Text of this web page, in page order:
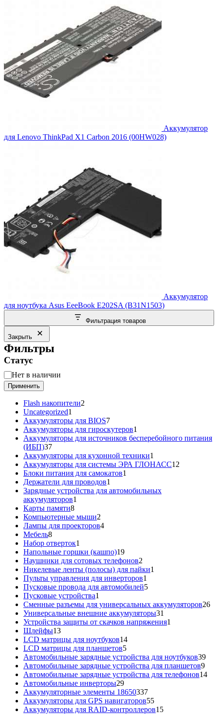
Аккумулятор
для Lenovo ThinkPad X1 Carbon 2016 (00HW028)
Аккумулятор
для ноутбука Asus EeeBook E202SA (B31N1503)
Фильтрация товаров
Закрыть
Фильтры
Статус
Статус
Нет в наличии
Применить
Flash накопители2
Uncategorized1
товар
Аккумуляторы для BIOS77
товаров
Аккумуляторы для гироскутеров1
товар
Аккумуляторы для источников бесперебойного питания
(ИБП)3737
товаров
Аккумуляторы для кухонной техники1
товар
Аккумуляторы для системы ЭРА ГЛОНАСС12
Блоки питания для самокатов1
Держатели для проводов1
товар
Зарядные устройства для автомобильных
аккумуляторов1
Карты памяти88
товаров
Компьютерные мыши2
товара
Лампы для проекторов44
Мебель88
товаров
Набор отверток1
товар
Напольные горшки (кашпо)1919
товаров
Наушники для сотовых телефонов2
товара
Никелевые ленты (полосы) для пайки1
Пульты управления для инверторов1
товар
Пусковые провода для автомобилей55
Пусковые устройства1
товар
Сменные разъемы для универсальных аккумуляторов2626
Универсальные внешние аккумуляторы31
товар
Устройства защиты от скачков напряжения1
Шлейфы1313
товаров
LCD матрицы для ноутбуков1414
LCD матрицы для планшетов55
товаров
Автомобильные зарядные устройства для ноутбуков3939
Автомобильные зарядные устройства для планшетов99
Автомобильные зарядные устройства для телефонов1414
Автомобильные инверторы2929
товаров
Аккумуляторные элементы 18650337337
товаров
Аккумуляторы для GPS навигаторов5555
товаров
Аккумуляторы для RAID-контроллеров1515